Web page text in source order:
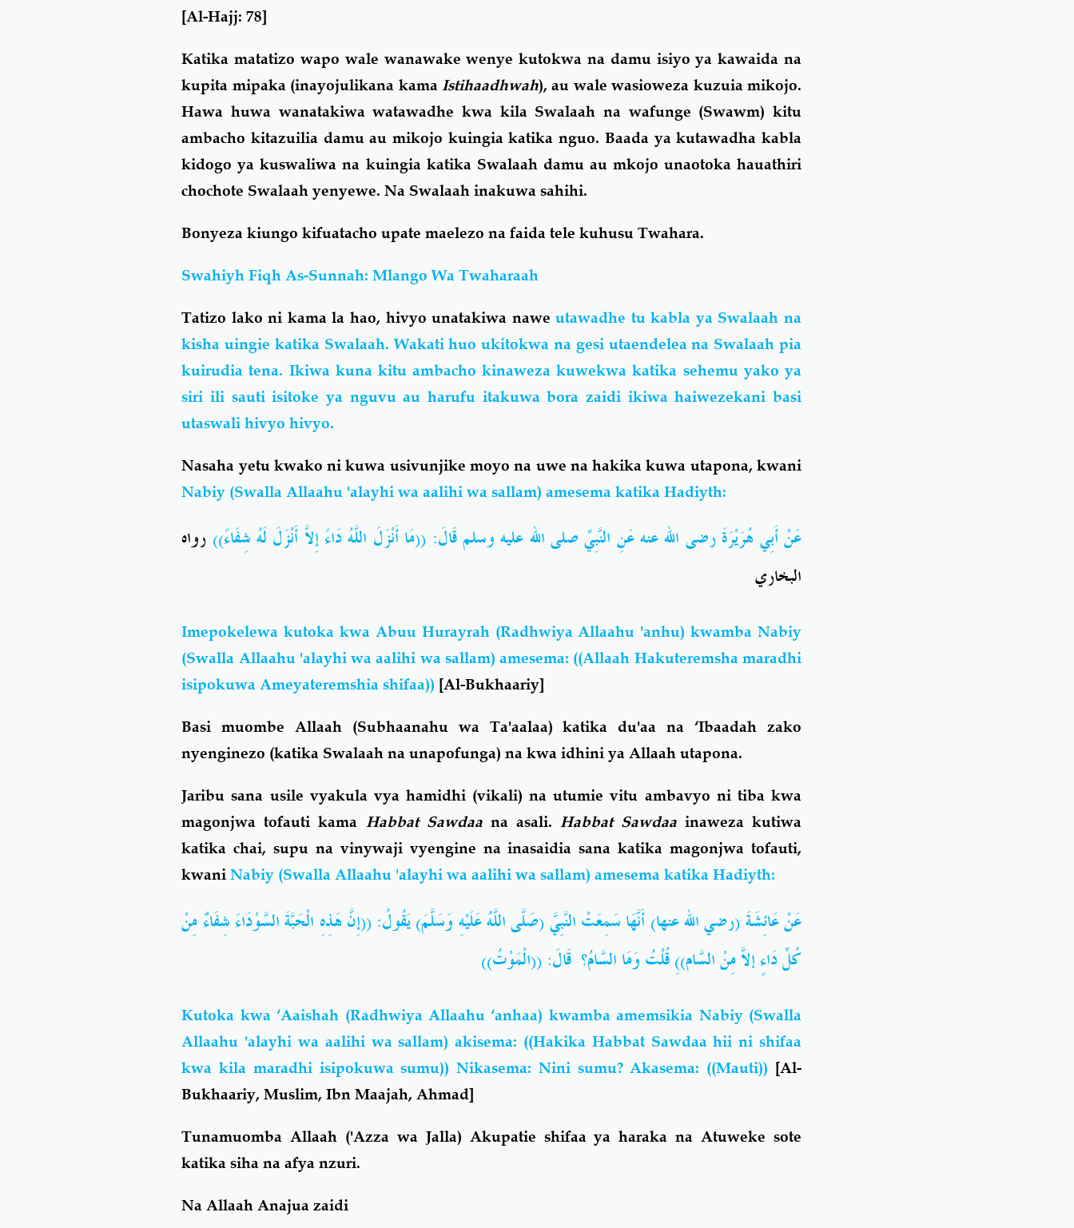
[Al-Hajj: 78]
Katika matatizo wapo wale wanawake wenye kutokwa na damu isiyo ya kawaida na
kupita mipaka (inayojulikana kama Istihaadhwah), au wale wasioweza kuzuia mikojo.
Hawa huwa wanatakiwa watawadhe kwa kila Swalaah na wafunge (Swawm) kitu
ambacho kitazuilia damu au mikojo kuingia katika nguo. Baada ya kutawadha kabla
kidogo ya kuswaliwa na kuingia katika Swalaah damu au mkojo unaotoka hauathiri
chochote Swalaah yenyewe. Na Swalaah inakuwa sahihi.
Bonyeza kiungo kifuatacho upate maelezo na faida tele kuhusu Twahara.
Swahiyh Fiqh As-Sunnah: Mlango Wa Twaharaah
Tatizo lako ni kama la hao, hivyo unatakiwa nawe utawadhe tu kabla ya Swalaah na
kisha uingie katika Swalaah. Wakati huo ukitokwa na gesi utaendelea na Swalaah pia
kuirudia tena. Ikiwa kuna kitu ambacho kinaweza kuwekwa katika sehemu yako ya
siri ili sauti isitoke ya nguvu au harufu itakuwa bora zaidi ikiwa haiwezekani basi
utaswali hivyo hivyo.
Nasaha yetu kwako ni kuwa usivunjike moyo na uwe na hakika kuwa utapona, kwani
Nabiy (Swalla Allaahu 'alayhi wa aalihi wa sallam) amesema katika Hadiyth:
عَنْ أَبِي هُرَيْرَةَ رضى الله عنه عَنِ النَّبِيِّ صلى الله عليه وسلم قَالَ: ((مَا أَنْزَلَ اللَّهُ دَاءً إِلاَّ أَنْزَلَ لَهُ شِفَاءً)) رواه
البخاري
Imepokelewa kutoka kwa Abuu Hurayrah (Radhwiya Allaahu 'anhu) kwamba Nabiy
(Swalla Allaahu 'alayhi wa aalihi wa sallam) amesema: ((Allaah Hakuteremsha maradhi
isipokuwa Ameyateremshia shifaa)) [Al-Bukhaariy]
Basi muombe Allaah (Subhaanahu wa Ta'aalaa) katika du'aa na ‘Ibaadah zako
nyenginezo (katika Swalaah na unapofunga) na kwa idhini ya Allaah utapona.
Jaribu sana usile vyakula vya hamidhi (vikali) na utumie vitu ambavyo ni tiba kwa
magonjwa tofauti kama Habbat Sawdaa na asali. Habbat Sawdaa inaweza kutiwa
katika chai, supu na vinywaji vyengine na inasaidia sana katika magonjwa tofauti,
kwaniNabiy (Swalla Allaahu 'alayhi wa aalihi wa sallam) amesema katika Hadiyth:
عَنْ عَائِشَةَ (رضي الله عنها) أَنَّهَا سَمِعَتْ النَّبِيَّ (صَلَّى اللَّهُ عَلَيْهِ وَسَلَّمَ) يَقُولُ: ((إِنَّ هَذِهِ الْحَبَّةَ السَّوْدَاءَ شِفَاءٌ مِنْ
كُلِّ دَاءٍ إلاَّ مِنْ السَّام))ِ قُلْتُ وَمَا السَّامُ؟ قَالَ: ((الْمَوْتُ))
Kutoka kwa ‘Aaishah (Radhwiya Allaahu ‘anhaa) kwamba amemsikia Nabiy (Swalla
Allaahu 'alayhi wa aalihi wa sallam) akisema: ((Hakika Habbat Sawdaa hii ni shifaa
kwa kila maradhi isipokuwa sumu)) Nikasema: Nini sumu? Akasema: ((Mauti)) [Al-
Bukhaariy, Muslim, Ibn Maajah, Ahmad]
Tunamuomba Allaah ('Azza wa Jalla) Akupatie shifaa ya haraka na Atuweke sote
katika siha na afya nzuri.
Na Allaah Anajua zaidi